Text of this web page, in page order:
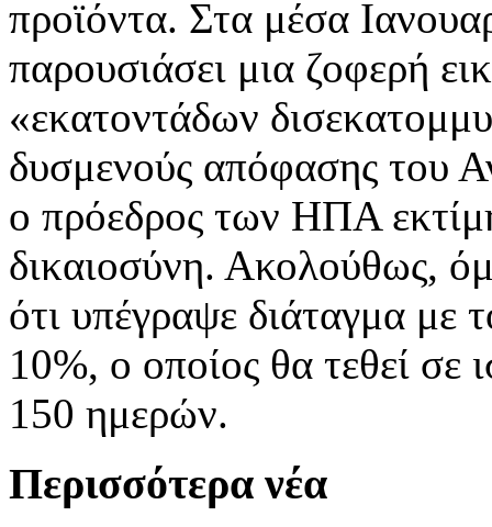
προϊόντα. Στα μέσα
παρουσιάσει μια ζοφερή
«εκατοντάδων
δυσμενούς απόφασης του
ο πρόεδρος των ΗΠΑ
δικαιοσύνη. Ακολούθως,
ότι υπέγραψε διάταγμα με
10%, ο οποίος θα τεθεί σε
150 ημερών.
Περισσότερα νέα